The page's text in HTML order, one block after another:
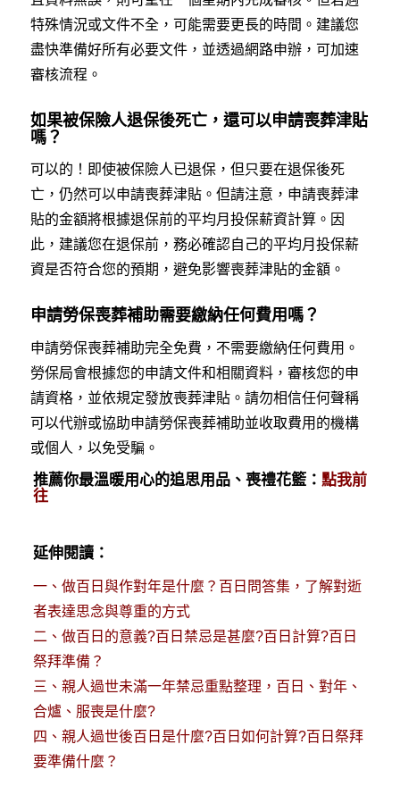
特殊情況或文件不全，可能需要更長的時間。建議您
盡快準備好所有必要文件，並透過網路申辦，可加速
審核流程。
如果被保險人退保後死亡，還可以申請喪葬津貼
嗎？
可以的！即使被保險人已退保，但只要在退保後死
亡，仍然可以申請喪葬津貼。但請注意，申請喪葬津
貼的金額將根據退保前的平均月投保薪資計算。因
此，建議您在退保前，務必確認自己的平均月投保薪
資是否符合您的預期，避免影響喪葬津貼的金額。
申請勞保喪葬補助需要繳納任何費用嗎？
申請勞保喪葬補助完全免費，不需要繳納任何費用。
勞保局會根據您的申請文件和相關資料，審核您的申
請資格，並依規定發放喪葬津貼。請勿相信任何聲稱
可以代辦或協助申請勞保喪葬補助並收取費用的機構
或個人，以免受騙。
推薦你最溫暖用心的追思用品、喪禮花籃： 點我前
往
延伸閱讀：
一、 做百日與作對年是什麼？百日問答集，了解對逝
者表達思念與尊重的方式
二、 做百日的意義?百日禁忌是甚麼?百日計算?百日
祭拜準備？
三、 親人過世未滿一年禁忌重點整理，百日、對年、
合爐、服喪是什麼?
四、 親人過世後百日是什麼?百日如何計算?百日祭拜
要準備什麼？